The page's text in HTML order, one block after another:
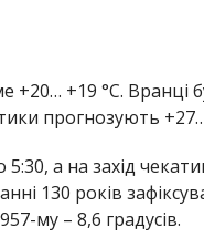
+20… +19 °С. Вранці
прогнозують
5:30, а на захід
130 років
му – 8,6 градусів.